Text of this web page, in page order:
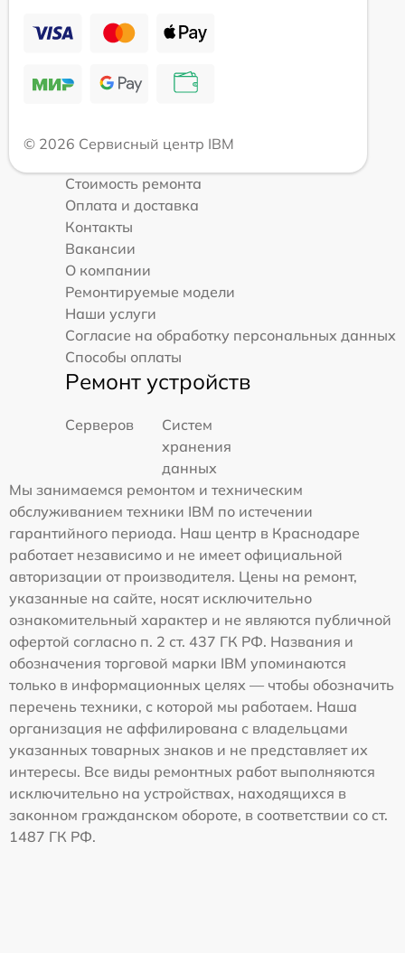
© 2026 Сервисный центр IBM
Стоимость ремонта
Оплата и доставка
Контакты
Вакансии
О компании
Ремонтируемые модели
Наши услуги
Согласие на обработку персональных данных
Способы оплаты
Ремонт устройств
Серверов
Систем
хранения
данных
Мы занимаемся ремонтом и техническим
обслуживанием техники IBM по истечении
гарантийного периода. Наш центр в Краснодаре
работает независимо и не имеет официальной
авторизации от производителя. Цены на ремонт,
указанные на сайте, носят исключительно
ознакомительный характер и не являются публичной
офертой согласно п. 2 ст. 437 ГК РФ. Названия и
обозначения торговой марки IBM упоминаются
только в информационных целях — чтобы обозначить
перечень техники, с которой мы работаем. Наша
организация не аффилирована с владельцами
указанных товарных знаков и не представляет их
интересы. Все виды ремонтных работ выполняются
исключительно на устройствах, находящихся в
законном гражданском обороте, в соответствии со ст.
1487 ГК РФ.